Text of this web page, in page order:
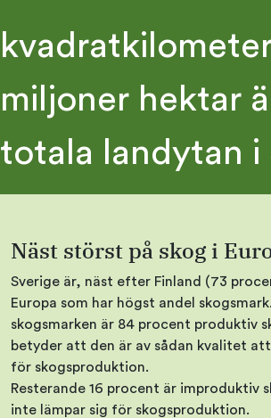
miljoner hektar
totala landytan i
Näst störst på skog i
Sverige är, näst efter Finland (73
Europa som har högst andel
skogsmarken är 84 procent produktiv
betyder att den är av sådan kvalitet
för skogsproduktion.
Resterande 16 procent är improduktiv
inte lämpar sig för skogsproduktion.